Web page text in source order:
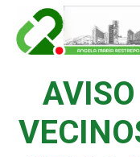
contenido